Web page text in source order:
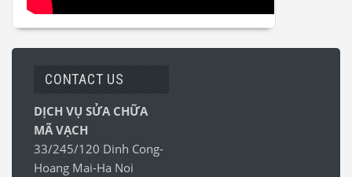
CONTACT US
DỊCH VỤ SỬA CHỮA
MÃ VẠCH
33/245/120 Dinh Cong-
Hoang Mai-Ha Noi